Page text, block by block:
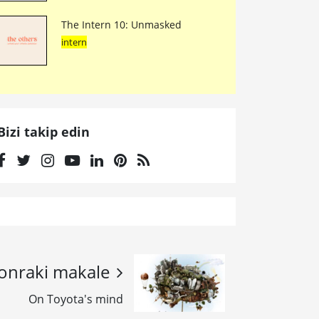
The Intern 10: Unmasked
intern
takip edin
makale
On Toyota's mind